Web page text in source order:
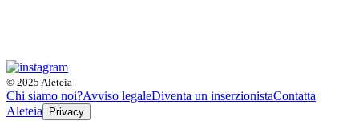
© 2025 Aleteia
Chi siamo noi?Avviso legaleDiventa un inserzionistaContatta
Aleteia
Privacy